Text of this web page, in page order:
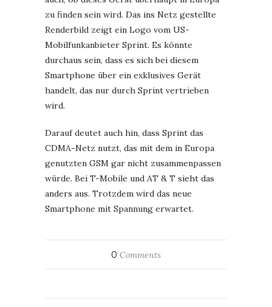
zu finden sein wird. Das ins Netz gestellte
Renderbild zeigt ein Logo vom US-
Mobilfunkanbieter Sprint. Es könnte
durchaus sein, dass es sich bei diesem
Smartphone über ein exklusives Gerät
handelt, das nur durch Sprint vertrieben
wird.
Darauf deutet auch hin, dass Sprint das
CDMA-Netz nutzt, das mit dem in Europa
genutzten GSM gar nicht zusammenpassen
würde. Bei T-Mobile und AT & T sieht das
anders aus. Trotzdem wird das neue
Smartphone mit Spannung erwartet.
0 Comments